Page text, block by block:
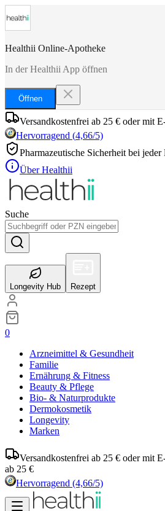
Healthii Online-Apotheke
In der Healthii App öffnen
Öffnen
Versandkostenfrei ab 25 € oder mit
Hervorragend (4,66/5)
Pharmazeutische Sicherheit bei jeder
Über Healthii
Suche
Longevity Hub Rezept
0
Arzneimittel & Gesundheit
Familie
Ernährung & Fitness
Beauty & Pflege
Bio- & Naturprodukte
Dermokosmetik
Longevity
Marken
Versandkostenfrei ab 25 € oder mit
ab 25 €
Hervorragend (4,66/5)